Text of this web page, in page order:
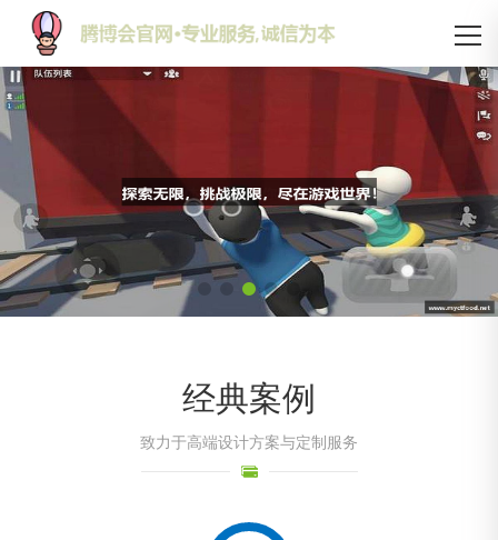
经典案例
致力于高端设计方案与定制服务